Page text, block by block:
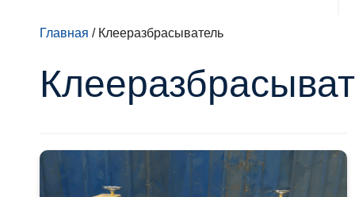
Главная / Клееразбрасыватель